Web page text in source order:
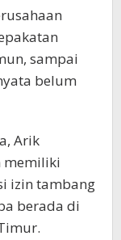
sampai
belum
Arik
memiliki
izin tambang
berada di